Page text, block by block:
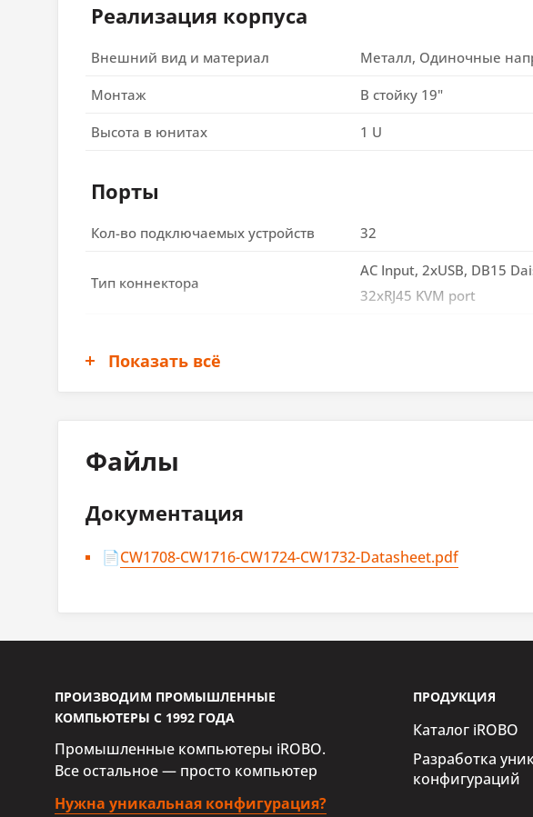
Реализация корпуса
Внешний вид и материал Металл, Одиночные
Монтаж В стойку 19"
Высота в юнитах 1 U
Порты
Кол-во подключаемых устройств 32
Тип коннектора
AC Input, 2xUSB, DB15
32xRJ45 KVM port
Экран
Максимальное разрешение
Стороны
Клавиатуры и указывающие устройства
Количество клавиш
Раскладка English, Russian
Интерфейс подключения
Показать всё
Файлы
Документация
📄CW1708-CW1716-CW1724-CW1732-Datasheet.pdf
ПРОИЗВОДИМ ПРОМЫШЛЕННЫЕ
КОМПЬЮТЕРЫ С 1992 ГОДА
Промышленные компьютеры iROBO.
Все остальное — просто компьютер
Нужна уникальная конфигурация?
ПРОДУКЦИЯ
Каталог iROBO
Разработка
конфигураций